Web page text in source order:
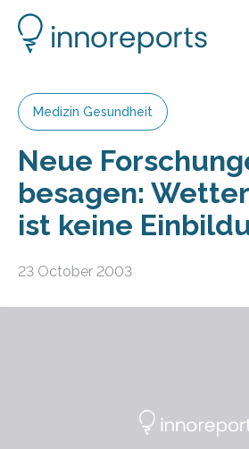
Medizin Gesundheit
Neue
besagen:
ist keine
23 October 2003